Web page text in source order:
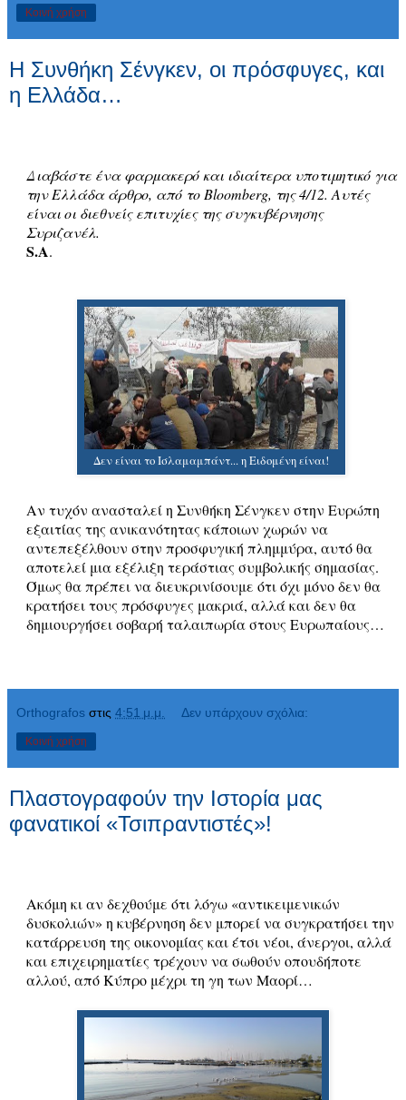
Κοινή χρήση
Η Συνθήκη Σένγκεν, οι πρόσφυγες, και
η Ελλάδα…
Διαβάστε ένα φαρμακερό και ιδιαίτερα υποτιμητικό για
την Ελλάδα άρθρο, από το Bloomberg, της 4/12. Αυτές
είναι οι διεθνείς επιτυχίες της συγκυβέρνησης
Συριζανέλ.
S.A.
Δεν είναι το Ισλαμαμπάντ... η Ειδομένη είναι!
Αν τυχόν ανασταλεί η Συνθήκη Σένγκεν στην Ευρώπη
εξαιτίας της ανικανότητας κάποιων χωρών να
αντεπεξέλθουν στην προσφυγική πλημμύρα, αυτό θα
αποτελεί μια εξέλιξη τεράστιας συμβολικής σημασίας.
Όμως θα πρέπει να διευκρινίσουμε ότι όχι μόνο δεν θα
κρατήσει τους πρόσφυγες μακριά, αλλά και δεν θα
δημιουργήσει σοβαρή ταλαιπωρία στους Ευρωπαίους…
Orthografos στις 4:51 μ.μ. Δεν υπάρχουν σχόλια:
Κοινή χρήση
Πλαστογραφούν την Ιστορία μας
φανατικοί «Τσιπραντιστές»!
Ακόμη κι αν δεχθούμε ότι λόγω «αντικειμενικών
δυσκολιών» η κυβέρνηση δεν μπορεί να συγκρατήσει την
κατάρρευση της οικονομίας και έτσι νέοι, άνεργοι, αλλά
και επιχειρηματίες τρέχουν να σωθούν οπουδήποτε
αλλού, από Κύπρο μέχρι τη γη των Μαορί…